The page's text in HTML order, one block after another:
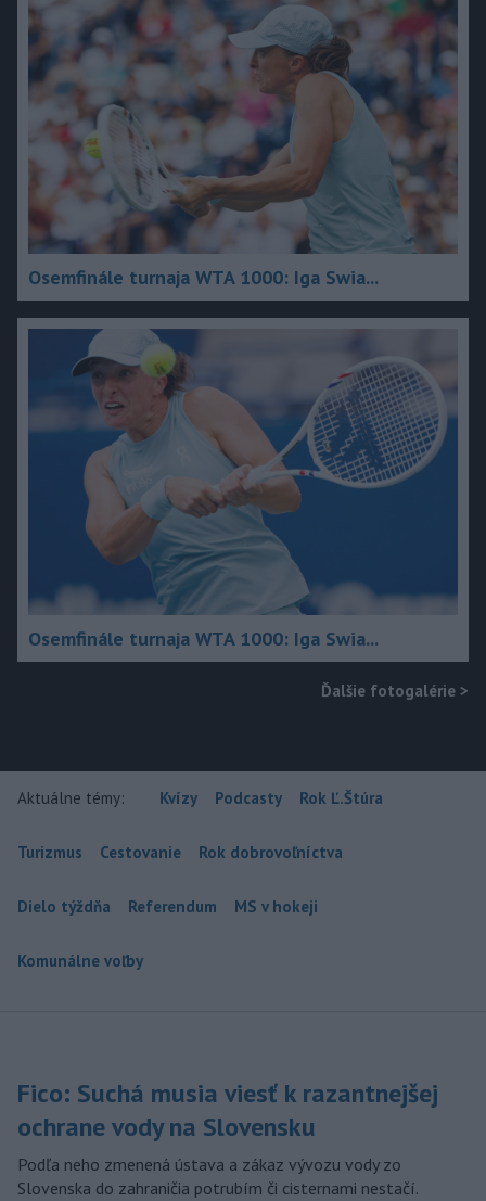
Osemfinále turnaja WTA 1000: Iga Swia...
Osemfinále turnaja WTA 1000: Iga Swia...
Ďalšie fotogalérie >
Aktuálne témy: Kvízy Podcasty Rok Ľ.Štúra
Turizmus Cestovanie Rok dobrovoľníctva
Dielo týždňa Referendum MS v hokeji
Komunálne voľby
Fico: Suchá musia viesť k razantnejšej
ochrane vody na Slovensku
Podľa neho zmenená ústava a zákaz vývozu vody zo
Slovenska do zahraničia potrubím či cisternami nestačí.